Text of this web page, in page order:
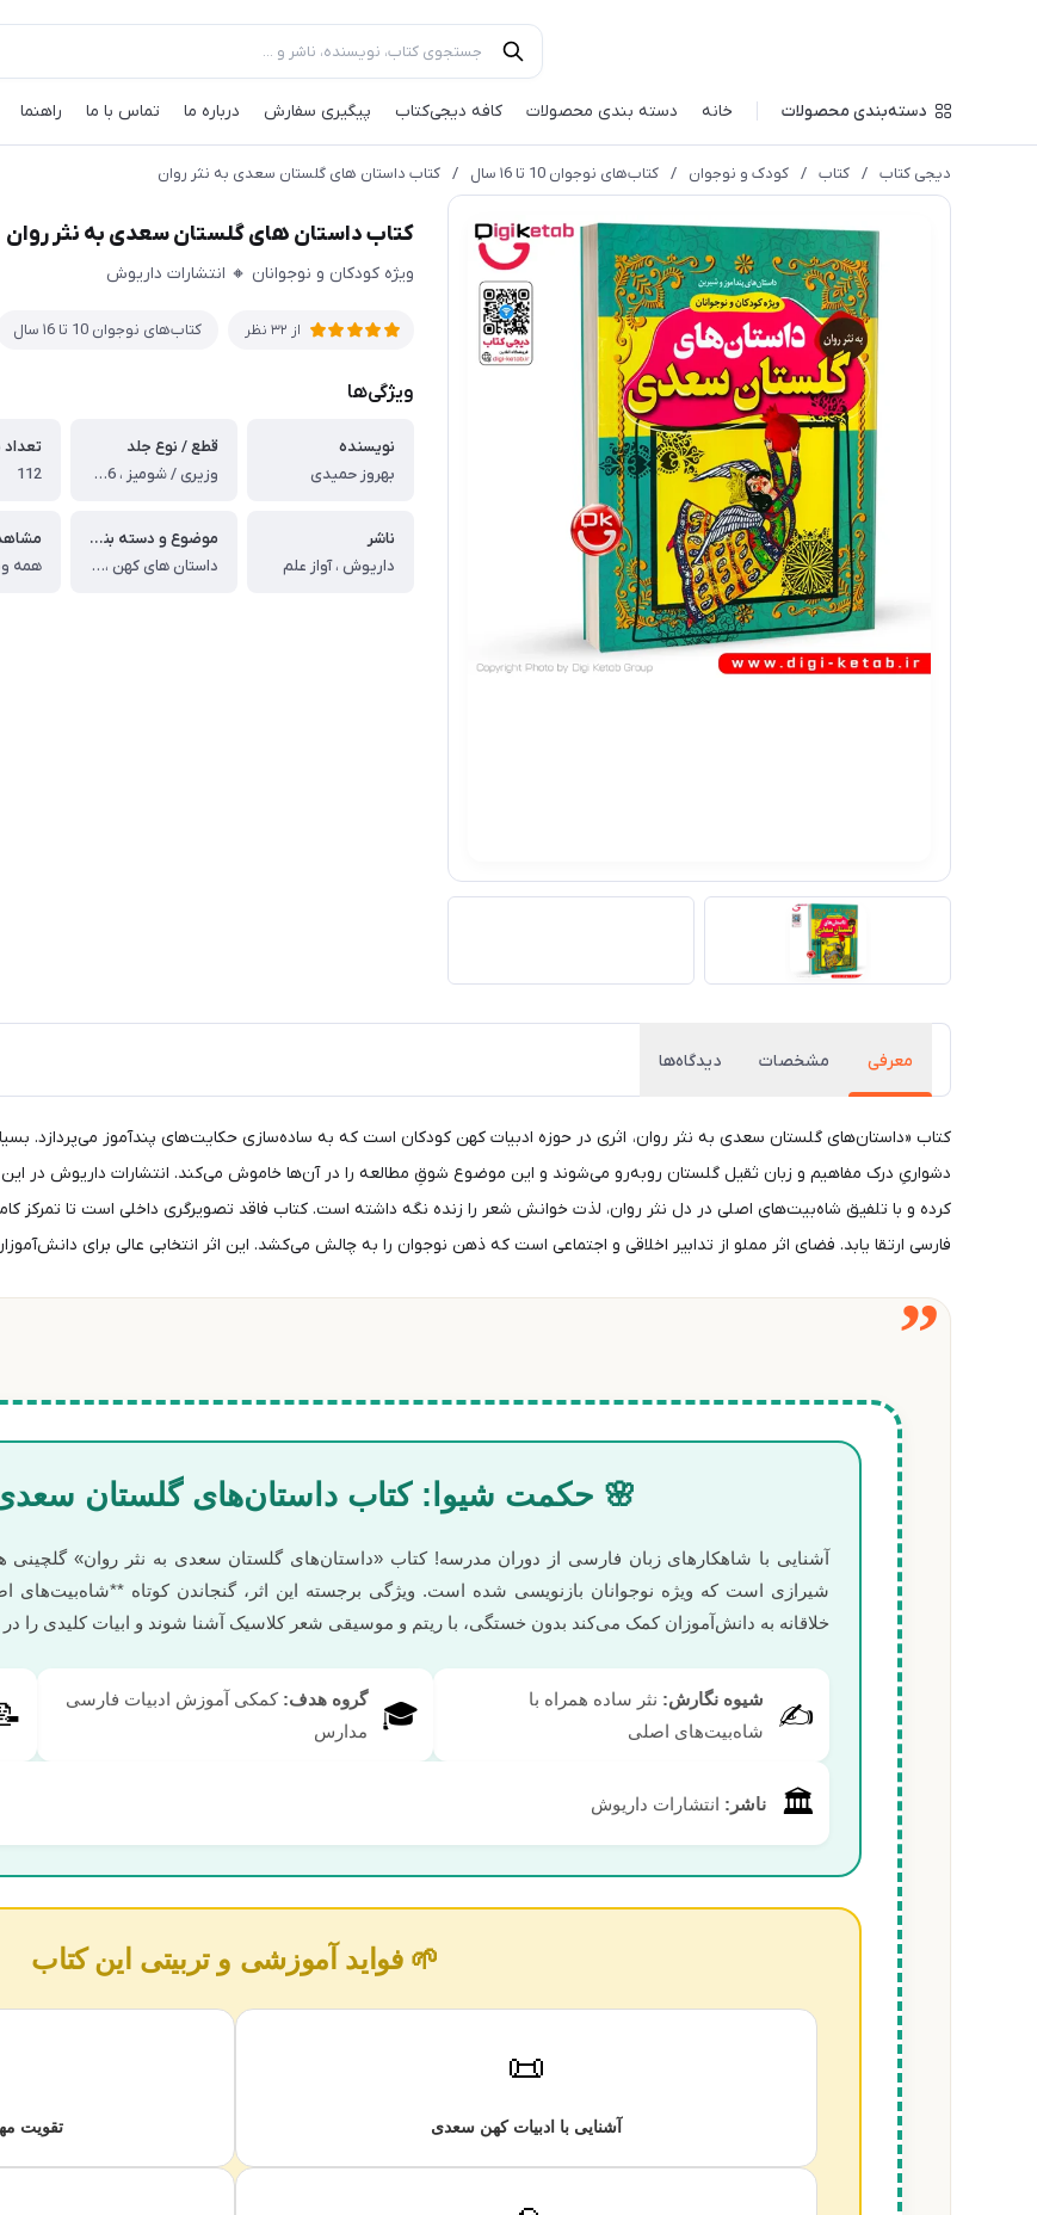
دسته‌بندی محصولات خانه دسته بندی محصولات کافه‌ دیجی‌کتاب پیگیری سفارش درباره ما تماس با ما راهنما
دیجی کتاب / کتاب / کودک و نوجوان / کتاب‌های نوجوان 10 تا ۱6 سال / کتاب داستان های گلستان سعدی به نثر روان
کتاب داستان های گلستان سعدی به نثر روان
ویژه کودکان و نوجوانان 🔸 انتشارات داریوش
از 32 نظر کتاب‌های نوجوان 10 تا ۱6 سال
ویژگی‌ها
نویسنده
بهروز حمیدی
قطع / نوع جلد
وزیری / شومیز ، 16 * 23 سانتی‌متر
112
ناشر
داریوش ، آواز علم
موضوع و دسته بندی
داستان های کهن ، داستان های ایرانی ، داستان کودک و نوجوان ، مجموعه داستان های کوتاه
همه
معرفی مشخصات دیدگاه‌ها
کتاب «داستان‌های گلستان سعدی به نثر روان، اثری در حوزه ادبیات کهن کودکان است که به ساده‌سازی حکایت‌های پندآموز می‌پردازد.
دشواریِ درک مفاهیم و زبان ثقیل گلستان روبه‌رو می‌شوند و این موضوع شوقِ مطالعه را در آن‌ها خاموش می‌کند. انتشارات داریوش در این
کرده و با تلفیق شاه‌بیت‌های اصلی در دل نثر روان، لذت خوانش شعر را زنده نگه داشته است. کتاب فاقد تصویرگری داخلی است تا تمرکز
فارسی ارتقا یابد. فضای اثر مملو از تدابیر اخلاقی و اجتماعی است که ذهن نوجوان را به چالش می‌کشد. این اثر انتخابی عالی برای دانش‌آموزان ۹ تا ۱۵ سال
”
🌸 حکمت شیوا: کتاب داستان‌های گلستان سعدی
آشنایی با شاهکارهای زبان فارسی از دوران مدرسه! کتاب «داستان‌های گلستان سعدی به نثر روان» گلچینی
شیرازی است که ویژه نوجوانان بازنویسی شده است. ویژگی برجسته این اثر، گنجاندن کوتاه
خلاقانه به دانش‌آموزان کمک می‌کند بدون خستگی، با ریتم و موسیقی شعر کلاسیک آشنا شوند و ابیات کلیدی را
✍️ شیوه نگارش: نثر ساده همراه با
شاه‌بیت‌های اصلی
🎓 گروه هدف: کمکی آموزش ادبیات فارسی
مدارس
🏛️ ناشر: انتشارات داریوش
🌱 فواید آموزشی و تربیتی این کتاب
📜
آشنایی با ادبیات کهن سعدی تقویت